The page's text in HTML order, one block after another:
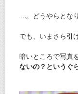
….。どうやらとな
でも、いまさら引
暗いところで写真
ないの？というぐ